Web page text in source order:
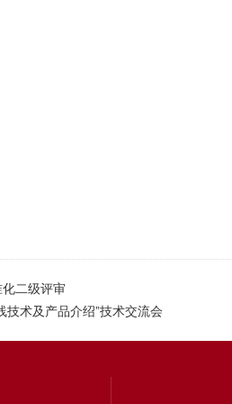
二级评审
技术及产品介绍”技术交流会